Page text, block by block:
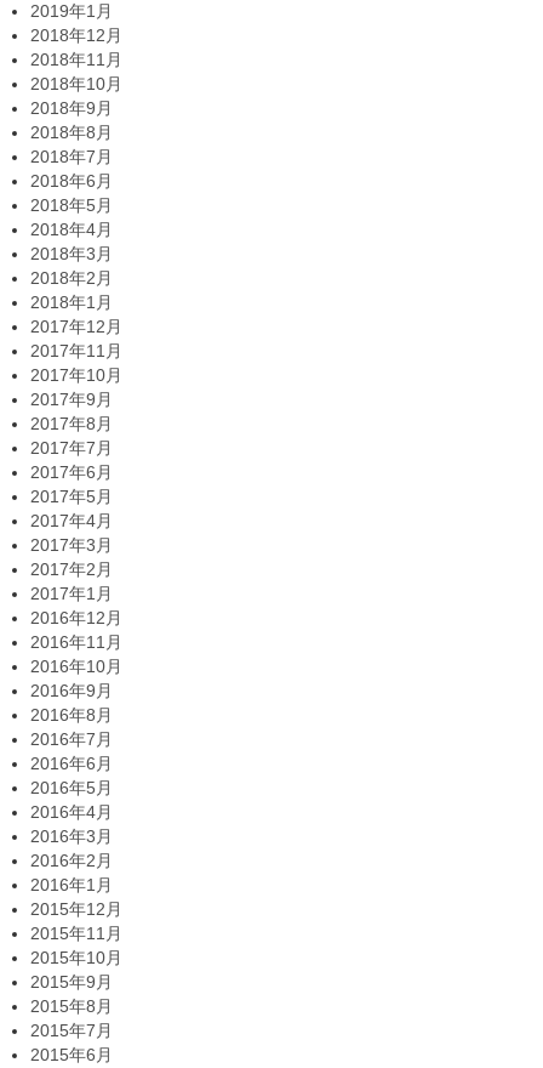
2019年1月
2018年12月
2018年11月
2018年10月
2018年9月
2018年8月
2018年7月
2018年6月
2018年5月
2018年4月
2018年3月
2018年2月
2018年1月
2017年12月
2017年11月
2017年10月
2017年9月
2017年8月
2017年7月
2017年6月
2017年5月
2017年4月
2017年3月
2017年2月
2017年1月
2016年12月
2016年11月
2016年10月
2016年9月
2016年8月
2016年7月
2016年6月
2016年5月
2016年4月
2016年3月
2016年2月
2016年1月
2015年12月
2015年11月
2015年10月
2015年9月
2015年8月
2015年7月
2015年6月